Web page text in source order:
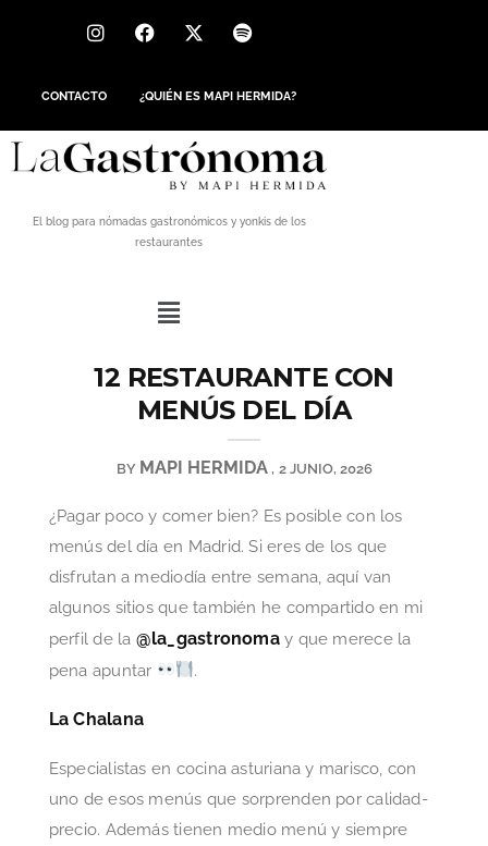
CONTACTO ¿QUIÉN ES MAPI HERMIDA?
El blog para nómadas gastronómicos y yonkis de los
restaurantes
12 RESTAURANTE CON
MENÚS DEL DÍA
BY MAPI HERMIDA 2 JUNIO, 2026
¿Pagar poco y comer bien? Es posible con los
menús del día en Madrid. Si eres de los que
disfrutan a mediodía entre semana, aquí van
algunos sitios que también he compartido en mi
perfil de la @la_gastronomay que merece la
pena apuntar
.
La Chalana
Especialistas en cocina asturiana y marisco, con
uno de esos menús que sorprenden por calidad-
precio. Además tienen medio menú y siempre